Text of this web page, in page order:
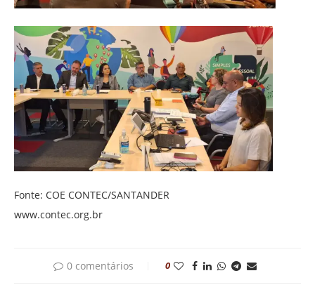
Fonte: COE CONTEC/SANTANDER
www.contec.org.br
0 comentários 0